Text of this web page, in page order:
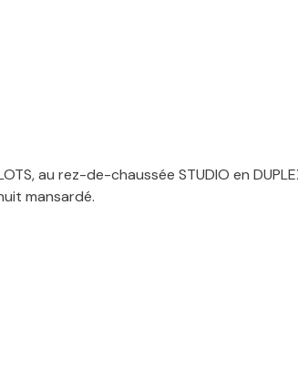
au rez-de-chaussée STUDIO en
mansardé.